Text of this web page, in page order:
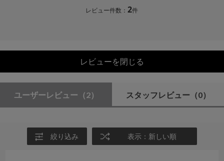
レビュー件数：2件
レビューを閉じる
ユーザーレビュー （2） スタッフレビュー （0）
絞り込み 表示：新しい順